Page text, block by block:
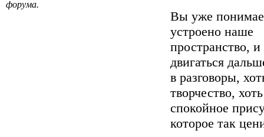
форума.
Вы уже
устроено наше
пространство,
двигаться
в разговоры,
творчество,
спокойное
которое так